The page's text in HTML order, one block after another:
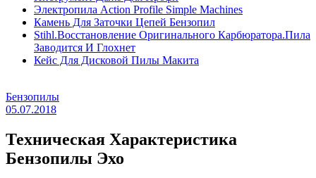
Электропила Action Profile Simple Machines
Камень Для Заточки Цепей Бензопил
Stihl.Восстановление Оригинального Карбюратора.Пила
Заводится И Глохнет
Кейс Для Дисковой Пилы Макита
Бензопилы
05.07.2018
Техническая Характеристика
Бензопилы Эхо